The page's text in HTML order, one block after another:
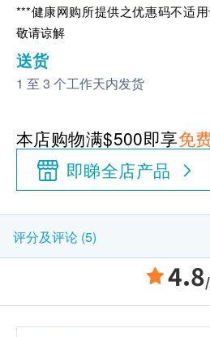
***健康网购所提供之优惠码不适
敬请谅解
送货
1 至 3 个工作天内发货
本店购物满$500即享免
即睇全店产品
评分及评论 (5)
4.8